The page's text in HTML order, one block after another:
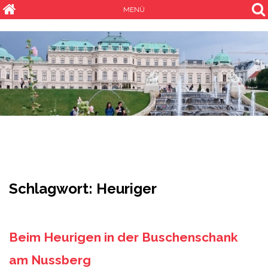
MENÜ
Schlagwort: Heuriger
Beim Heurigen in der Buschenschank
am Nussberg